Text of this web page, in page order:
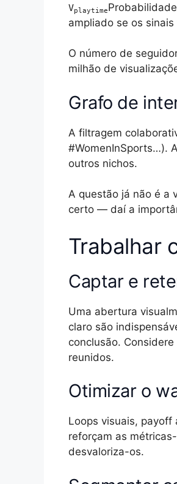
Vplaytime
ampliado se os
O número de
milhão de
Grafo de
A filtragem
#WomenInSports…).
outros nichos.
A questão já não é a
certo — daí a
Trabalhar
Captar e
Uma abertura
claro são
conclusão.
reunidos.
Otimizar o
Loops visuais, payoff
reforçam as
desvaloriza-os.